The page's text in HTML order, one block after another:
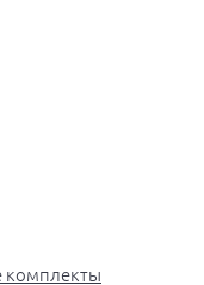
комплекты